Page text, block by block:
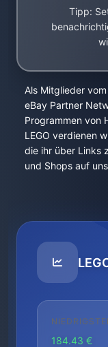
Tipp:
Als Mitglieder
eBay Partner
Programmen von
LEGO verdienen
die ihr über Links
und Shops auf
184.43 €